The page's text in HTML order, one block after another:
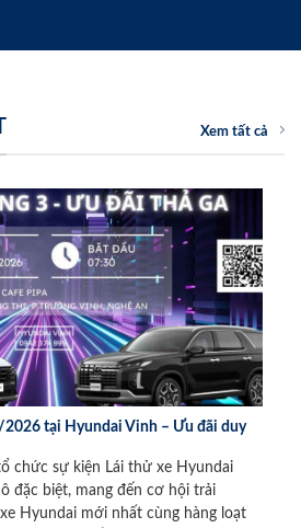
Xem tất cả
tại Hyundai Vinh – Ưu đãi duy
chức sự kiện Lái thử xe Hyundai
đặc biệt, mang đến cơ hội trải
Hyundai mới nhất cùng hàng loạt